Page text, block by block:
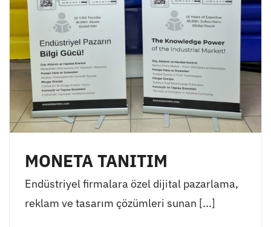
MONETA TANITIM
Endüstriyel firmalara özel dijital pazarlama,
reklam ve tasarım çözümleri sunan [...]